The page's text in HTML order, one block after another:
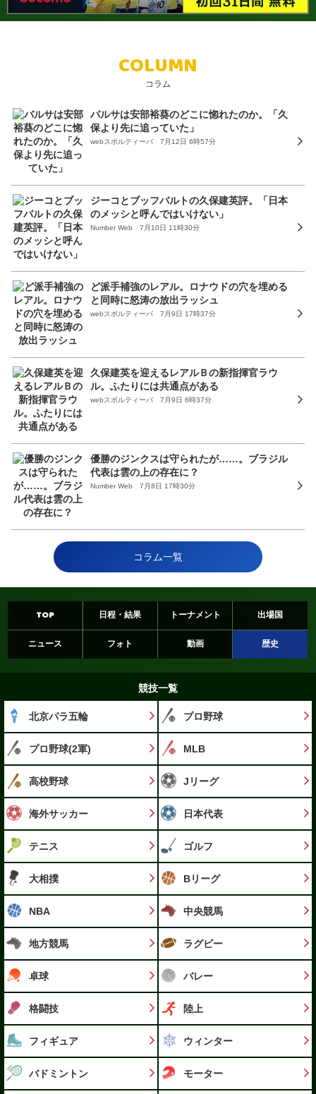
COLUMN
コラム
バルサは安部裕葵のどこに惚れたのか。「久
保より先に追っていた」
webスポルティーバ 7月12日 6時57分
ジーコとブッフバルトの久保建英評。「日本
のメッシと呼んではいけない」
Number Web 7月10日 11時30分
ど派手補強のレアル。ロナウドの穴を埋める
と同時に怒涛の放出ラッシュ
webスポルティーバ 7月9日 17時37分
久保建英を迎えるレアルＢの新指揮官ラウ
ル。ふたりには共通点がある
webスポルティーバ 7月9日 6時37分
優勝のジンクスは守られたが……。ブラジル
代表は雲の上の存在に？
Number Web 7月8日 17時30分
コラム一覧
TOP 日程・結果 トーナメント 出場国
ニュース フォト 動画 歴史
競技一覧
北京パラ五輪 プロ野球
プロ野球(2軍) MLB
高校野球 Jリーグ
海外サッカー 日本代表
テニス ゴルフ
大相撲 Bリーグ
NBA 中央競馬
地方競馬 ラグビー
卓球 バレー
格闘技 陸上
フィギュア ウィンター
バドミントン モーター